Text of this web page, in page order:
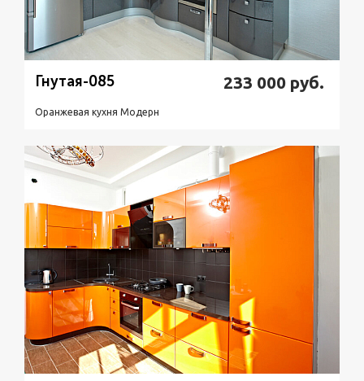
Гнутая-085 233 000 руб.
Оранжевая кухня Модерн
Подробнее Узнать стоимость